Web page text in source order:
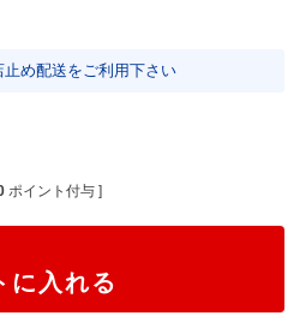
め配送をご利用下さい
ポイント付与 ]
に入れる